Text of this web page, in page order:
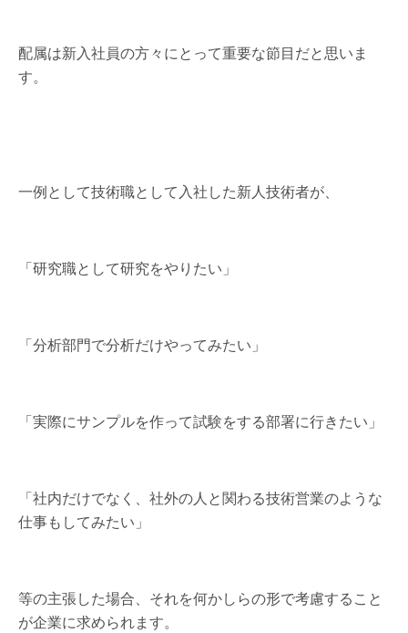
配属は新入社員の方々にとって重要な節目だと思いま
す。
一例として技術職として入社した新人技術者が、
「研究職として研究をやりたい」
「分析部門で分析だけやってみたい」
「実際にサンプルを作って試験をする部署に行きたい」
「社内だけでなく、社外の人と関わる技術営業のような
仕事もしてみたい」
等の主張した場合、それを何かしらの形で考慮すること
が企業に求められます。